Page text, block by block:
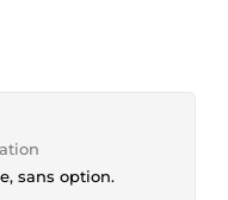
sans option.